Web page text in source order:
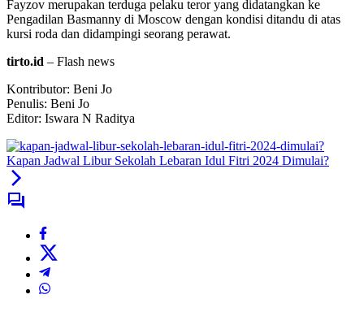
Fayzov merupakan terduga pelaku teror yang didatangkan ke
Pengadilan Basmanny di Moscow dengan kondisi ditandu di atas
kursi roda dan didampingi seorang perawat.
tirto.id – Flash news
Kontributor: Beni Jo
Penulis: Beni Jo
Editor: Iswara N Raditya
Kapan Jadwal Libur Sekolah Lebaran Idul Fitri 2024 Dimulai?